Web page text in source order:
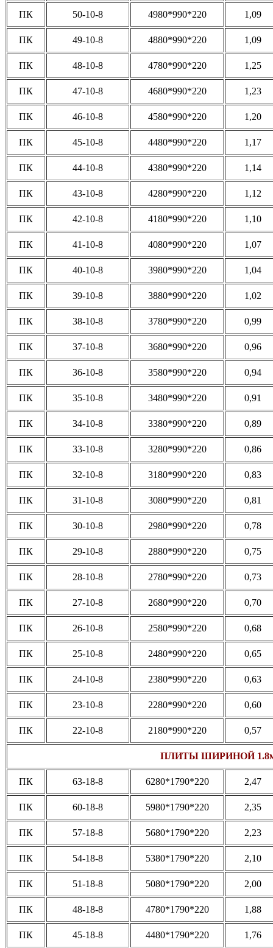
ПК 50-10-8 4980*990*220 1,09
ПК 49-10-8 4880*990*220 1,09
ПК 48-10-8 4780*990*220 1,25
ПК 47-10-8 4680*990*220 1,23
ПК 46-10-8 4580*990*220 1,20
ПК 45-10-8 4480*990*220 1,17
ПК 44-10-8 4380*990*220 1,14
ПК 43-10-8 4280*990*220 1,12
ПК 42-10-8 4180*990*220 1,10
ПК 41-10-8 4080*990*220 1,07
ПК 40-10-8 3980*990*220 1,04
ПК 39-10-8 3880*990*220 1,02
ПК 38-10-8 3780*990*220 0,99
ПК 37-10-8 3680*990*220 0,96
ПК 36-10-8 3580*990*220 0,94
ПК 35-10-8 3480*990*220 0,91
ПК 34-10-8 3380*990*220 0,89
ПК 33-10-8 3280*990*220 0,86
ПК 32-10-8 3180*990*220 0,83
ПК 31-10-8 3080*990*220 0,81
ПК 30-10-8 2980*990*220 0,78
ПК 29-10-8 2880*990*220 0,75
ПК 28-10-8 2780*990*220 0,73
ПК 27-10-8 2680*990*220 0,70
ПК 26-10-8 2580*990*220 0,68
ПК 25-10-8 2480*990*220 0,65
ПК 24-10-8 2380*990*220 0,63
ПК 23-10-8 2280*990*220 0,60
ПК 22-10-8 2180*990*220 0,57
ПЛИТЫ ШИРИНОЙ
ПК 63-18-8 6280*1790*220 2,47
ПК 60-18-8 5980*1790*220 2,35
ПК 57-18-8 5680*1790*220 2,23
ПК 54-18-8 5380*1790*220 2,10
ПК 51-18-8 5080*1790*220 2,00
ПК 48-18-8 4780*1790*220 1,88
ПК 45-18-8 4480*1790*220 1,76